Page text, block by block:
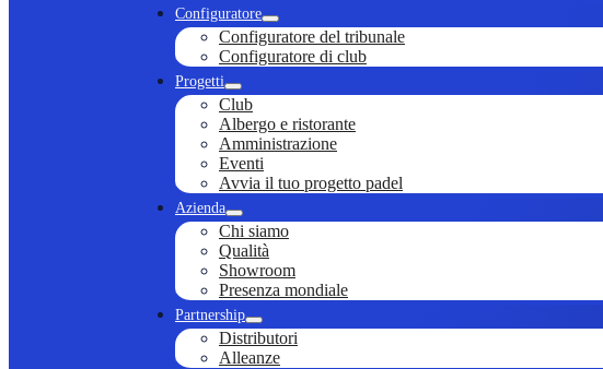
Configuratore
Configuratore del tribunale
Configuratore di club
Progetti
Club
Albergo e ristorante
Amministrazione
Eventi
Avvia il tuo progetto padel
Azienda
Chi siamo
Qualità
Showroom
Presenza mondiale
Partnership
Distributori
Alleanze